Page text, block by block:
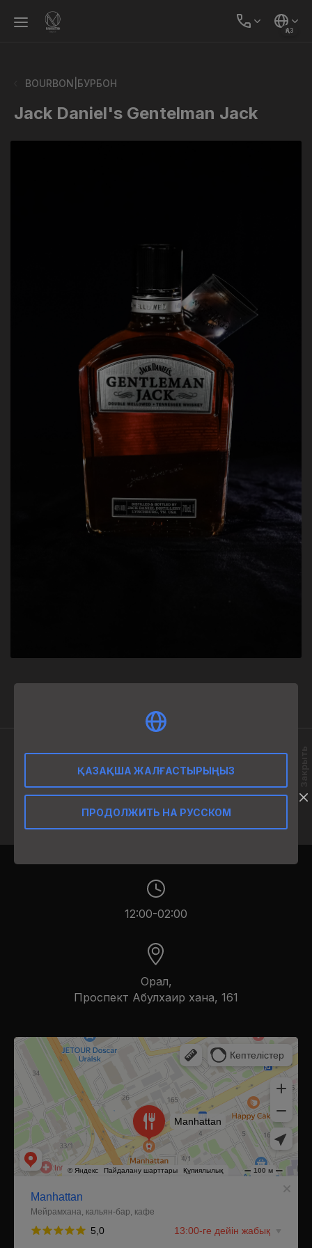
ҚАЗ
BOURBON|БУРБОН
Jack Daniel's Gentelman Jack
ӨНІМ СИПАТТАМАСЫ
50 ml
12:00-02:00
Орал,
​Проспект Абулхаир хана, 161
Manhattan
Ресторан в Уральске
Кальян-бар в Уральске
ҚАЗАҚША ЖАЛҒАСТЫРЫҢЫЗ
ПРОДОЛЖИТЬ НА РУССКОМ